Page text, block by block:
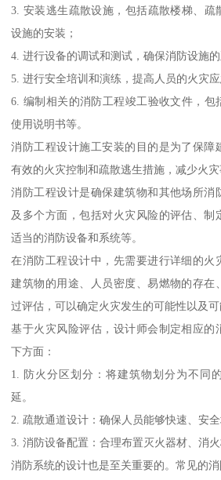
3. 安装逃生疏散设施，包括疏散楼梯、疏
设施的安装；
4. 进行设备的调试和测试，确保消防设施的
5. 进行安全培训和演练，提高人员的火灾应
6. 编制相关的消防工程竣工验收文件，包
使用说明书等。
消防工程设计施工安装的目的是为了保障
有效的火灾控制和疏散逃生措施，减少火灾
消防工程设计是确保建筑物和其他场所消
及多个方面，包括对火灾风险的评估、制
适当的消防设备和系统等。
在消防工程设计中，先需要进行详细的火
建筑物的用途、人员密度、易燃物的存在
过评估，可以确定火灾发生的可能性以及可
基于火灾风险评估，设计师会制定相应的
下方面：
1. 防火分区划分：将建筑物划分为不同
延。
2. 疏散通道设计：确保人员能够快速、安全
3. 消防设备配置：合理布置灭火器材、消火
消防系统的设计也是至关重要的。常见的消